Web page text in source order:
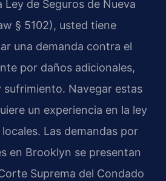
Ley de Seguros de Nueva
§ 5102), usted tiene
una demanda contra el
por daños adicionales,
Navegar estas
un experiencia en la ley
Las demandas por
en Brooklyn se presentan
Suprema del Condado